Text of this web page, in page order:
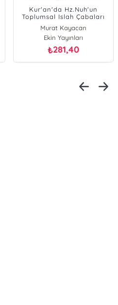
Kur'an'da Hz.Nuh'un
Toplumsal Islah Çabaları
Murat Kayacan
Ekin Yayınları
₺281,40